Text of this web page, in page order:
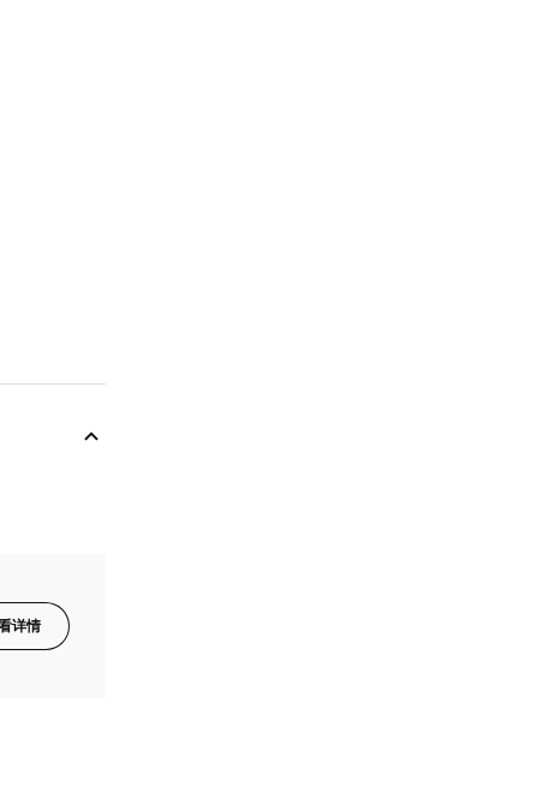
详情